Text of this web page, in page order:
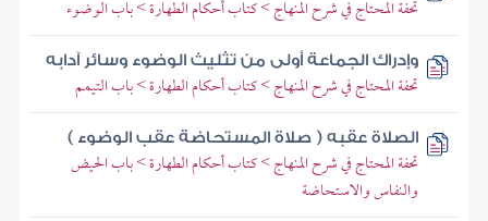
تحفة المحتاج في شرح المنهاج > كتاب أحكام الطهارة > باب الوضوء
وإدراك الجماعة أولى من تثليث الوضوء وسائر آدابه
تحفة المحتاج في شرح المنهاج > كتاب أحكام الطهارة > باب التيمم
الصلاة عقبه ( صلاة المستحاضة عقب الوضوء )
تحفة المحتاج في شرح المنهاج > كتاب أحكام الطهارة > باب الحيض
والنفاس والاستحاضة